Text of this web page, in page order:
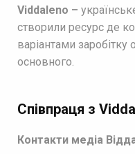
Viddaleno –
створили ресурс де
варіантами заробітку
основного.
Співпраця з
Контакти медіа